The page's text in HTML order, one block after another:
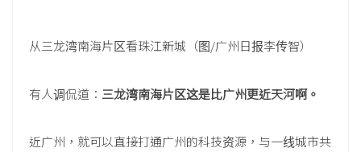
从三龙湾南海片区看珠江新城（图/广州日报李传智）
有人调侃道： 三龙湾南海片区这是比广州更近天河啊。
近广州，就可以直接打通广州的科技资源，与一线城市共